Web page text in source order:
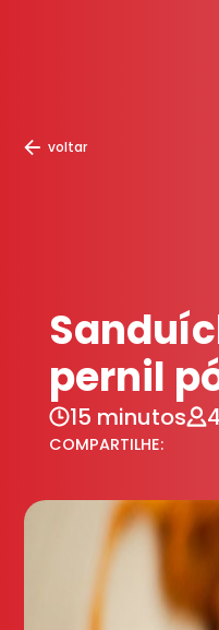
voltar
pernil
15 minutos
COMPARTILHE: